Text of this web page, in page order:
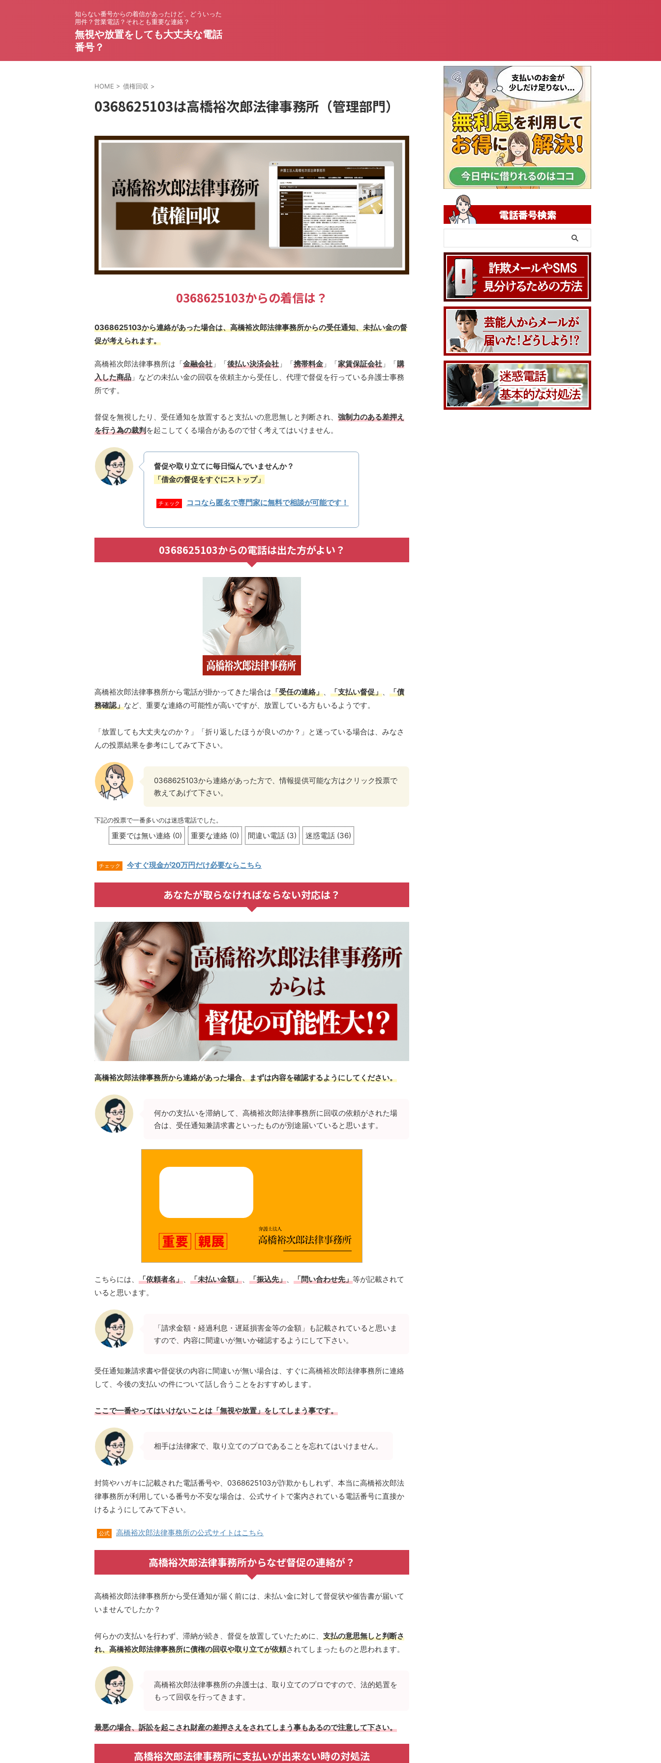
知らない番号からの着信があったけど、どういった
用件？営業電話？それとも重要な連絡？
無視や放置をしても大丈夫な電話
番号？
HOME > 債権回収 >
0368625103は高橋裕次郎法律事務所（管理部門）
0368625103からの着信は？
0368625103から連絡があった場合は、高橋裕次郎法律事務所からの受任通知、未払い金の督
促が考えられます。
高橋裕次郎法律事務所は「金融会社 」「後払い決済会社 」「携帯料金 」「家賃保証会社 」「購
入した商品 」などの未払い金の回収を依頼主から受任し、代理で督促を行っている弁護士事務
所です。
督促を無視したり、受任通知を放置すると支払いの意思無しと判断され、 強制力のある差押え
を行う為の裁判 を起こしてくる場合があるので甘く考えてはいけません。
督促や取り立てに毎日悩んでいませんか？
「借金の督促をすぐにストップ」
チェック ココなら匿名で専門家に無料で相談が可能です！
0368625103からの電話は出た方がよい？
高橋裕次郎法律事務所から電話が掛かってきた場合は「受任の連絡」、 「支払い督促」、 「債
務確認」など、重要な連絡の可能性が高いですが、放置している方もいるようです。
「放置しても大丈夫なのか？」「折り返したほうが良いのか？」と迷っている場合は、みなさ
んの投票結果を参考にしてみて下さい。
0368625103から連絡があった方で、情報提供可能な方はクリック投票で
教えてあげて下さい。
下記の投票で一番多いのは迷惑電話でした。
重要では無い連絡 (0) 重要な連絡 (0) 間違い電話 (3) 迷惑電話 (36)
チェック 今すぐ現金が20万円だけ必要ならこちら
あなたが取らなければならない対応は？
高橋裕次郎法律事務所から連絡があった場合、まずは内容を確認するようにしてください。
何かの支払いを滞納して、高橋裕次郎法律事務所に回収の依頼がされた場
合は、受任通知兼請求書といったものが別途届いていると思います。
こちらには、 「依頼者名」 「未払い金額」 「振込先」 「問い合わせ先」等が記載されて
いると思います。
「請求金額・経過利息・遅延損害金等の金額」も記載されていると思いま
すので、内容に間違いが無いか確認するようにして下さい。
受任通知兼請求書や督促状の内容に間違いが無い場合は、すぐに高橋裕次郎法律事務所に連絡
して、今後の支払いの件について話し合うことをおすすめします。
ここで一番やってはいけないことは「無視や放置」をしてしまう事です。
相手は法律家で、取り立てのプロであることを忘れてはいけません。
封筒やハガキに記載された電話番号や、0368625103が詐欺かもしれず、本当に高橋裕次郎法
律事務所が利用している番号か不安な場合は、公式サイトで案内されている電話番号に直接か
けるようにしてみて下さい。
公式 高橋裕次郎法律事務所の公式サイトはこちら
高橋裕次郎法律事務所からなぜ督促の連絡が？
高橋裕次郎法律事務所から受任通知が届く前には、未払い金に対して督促状や催告書が届いて
いませんでしたか？
何らかの支払いを行わず、滞納が続き、督促を放置していたために、 支払の意思無しと判断さ
れ、高橋裕次郎法律事務所に債権の回収や取り立てが依頼されてしまったものと思われます。
高橋裕次郎法律事務所の弁護士は、取り立てのプロですので、法的処置を
もって回収を行ってきます。
最悪の場合、訴訟を起こされ財産の差押さえをされてしまう事もあるので注意して下さい。
高橋裕次郎法律事務所に支払いが出来ない時の対処法